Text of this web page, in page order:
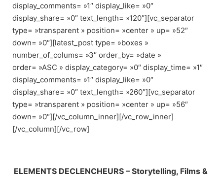
display_comments= »1″ display_like= »0″
display_share= »0″ text_length= »120″][vc_separator
type= »transparent » position= »center » up= »52″
down= »0″][latest_post type= »boxes »
number_of_colums= »3″ order_by= »date »
order= »ASC » display_category= »0″ display_time= »1″
display_comments= »1″ display_like= »0″
display_share= »0″ text_length= »260″][vc_separator
type= »transparent » position= »center » up= »56″
down= »0″][/vc_column_inner][/vc_row_inner]
[/vc_column][/vc_row]
ELEMENTS DECLENCHEURS – Storytelling, Films &